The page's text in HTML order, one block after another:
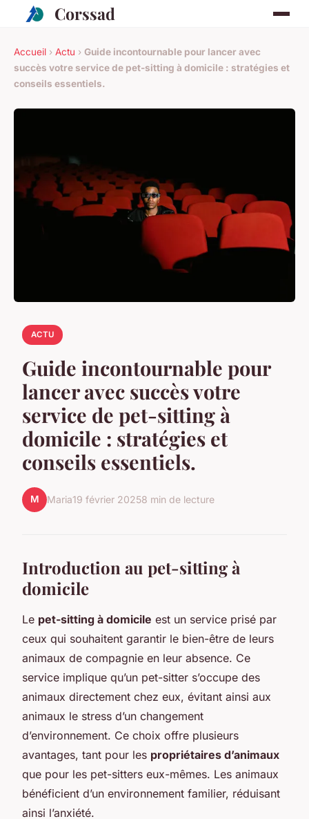
Corssad
Accueil › Actu › Guide incontournable pour lancer avec
succès votre service de pet-sitting à domicile : stratégies et
conseils essentiels.
ACTU
Guide incontournable pour
lancer avec succès votre
service de pet-sitting à
domicile : stratégies et
conseils essentiels.
M Maria19 février 20258 min de lecture
Introduction au pet-sitting à
domicile
Le pet-sitting à domicile est un service prisé par
ceux qui souhaitent garantir le bien-être de leurs
animaux de compagnie en leur absence. Ce
service implique qu’un pet-sitter s’occupe des
animaux directement chez eux, évitant ainsi aux
animaux le stress d’un changement
d’environnement. Ce choix offre plusieurs
avantages, tant pour les propriétaires d’animaux
que pour les pet-sitters eux-mêmes. Les animaux
bénéficient d’un environnement familier, réduisant
ainsi l’anxiété.